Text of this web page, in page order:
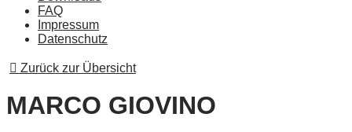
FAQ
Impressum
Datenschutz
Zurück zur Übersicht
MARCO GIOVINO